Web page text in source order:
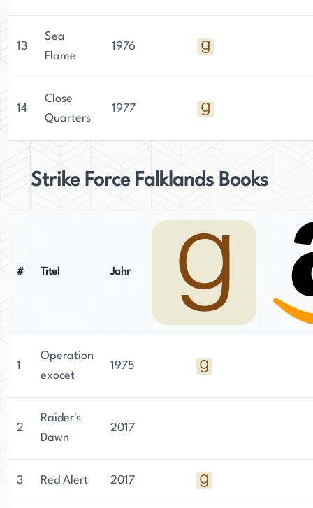
13
Sea
Flame
1976
14
Close
Quarters
1977
Strike Force Falklands Books
# Titel Jahr
1
Operation
exocet
1975
2
Raider's
Dawn
2017
3 Red Alert 2017